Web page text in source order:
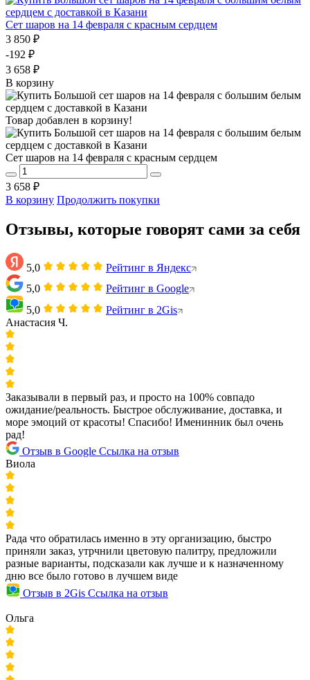
Сет шаров на 14 февраля с красным сердцем
3 850 ₽
-192 ₽
3 658 ₽
В корзину
Товар добавлен в корзину!
Сет шаров на 14 февраля с красным сердцем
3 658 ₽
В корзину Продолжить покупки
Отзывы, которые говорят сами за себя
5,0
Рейтинг в Яндекс
5,0
Рейтинг в Google
5,0
Рейтинг в 2Gis
Анастасия Ч.
Заказывали в первый раз, и просто на 100% совпадо
ожидание/реальность. Быстрое обслуживание, доставка, и
море эмоций от красоты! Спасибо! Именинник был очень
рад!
Отзыв в Google Ссылка на отзыв
Виола
Рада что обратилась именно в эту организацию, быстро
приняли заказ, утрчнили цветовую палитру, предложили
разные варианты, подсказали как лучше и к назначенному
дню все было готово в лучшем виде
Отзыв в 2Gis Ссылка на отзыв
Ольга